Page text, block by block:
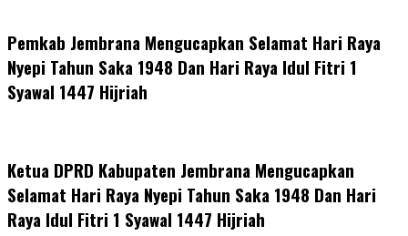
Pemkab Jembrana Mengucapkan Selamat Hari Raya
Nyepi Tahun Saka 1948 Dan Hari Raya Idul Fitri 1
Syawal 1447 Hijriah
Ketua DPRD Kabupaten Jembrana Mengucapkan
Selamat Hari Raya Nyepi Tahun Saka 1948 Dan Hari
Raya Idul Fitri 1 Syawal 1447 Hijriah